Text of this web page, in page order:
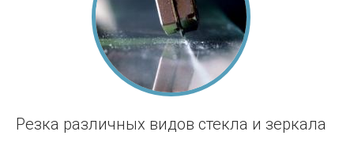
Резка различных видов стекла и зеркала